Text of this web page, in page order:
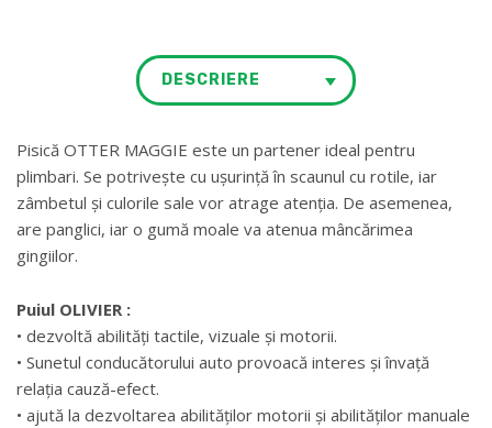
DESCRIERE
Pisică OTTER MAGGIE este un partener ideal pentru
plimbari. Se potrivește cu ușurință în scaunul cu rotile, iar
zâmbetul și culorile sale vor atrage atenția. De asemenea,
are panglici, iar o gumă moale va atenua mâncărimea
gingiilor.
Puiul OLIVIER :
• dezvoltă abilități tactile, vizuale și motorii.
• Sunetul conducătorului auto provoacă interes și învață
relația cauză-efect.
• ajută la dezvoltarea abilităților motorii și abilităților manuale